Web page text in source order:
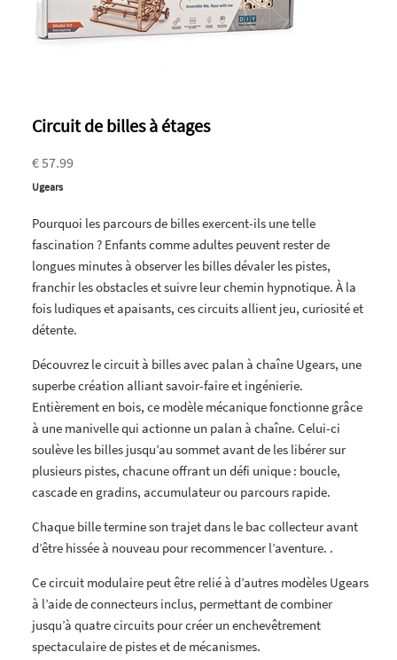
Circuit de billes à étages
€ 57.99
Ugears
Pourquoi les parcours de billes exercent-ils une telle
fascination ? Enfants comme adultes peuvent rester de
longues minutes à observer les billes dévaler les pistes,
franchir les obstacles et suivre leur chemin hypnotique. À la
fois ludiques et apaisants, ces circuits allient jeu, curiosité et
détente.
Découvrez le circuit à billes avec palan à chaîne Ugears, une
superbe création alliant savoir-faire et ingénierie.
Entièrement en bois, ce modèle mécanique fonctionne grâce
à une manivelle qui actionne un palan à chaîne. Celui-ci
soulève les billes jusqu’au sommet avant de les libérer sur
plusieurs pistes, chacune offrant un défi unique : boucle,
cascade en gradins, accumulateur ou parcours rapide.
Chaque bille termine son trajet dans le bac collecteur avant
d’être hissée à nouveau pour recommencer l’aventure. .
Ce circuit modulaire peut être relié à d’autres modèles Ugears
à l’aide de connecteurs inclus, permettant de combiner
jusqu’à quatre circuits pour créer un enchevêtrement
spectaculaire de pistes et de mécanismes.